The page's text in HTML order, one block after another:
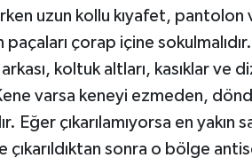
uzun kollu kıyafet,
çorap içine
koltuk altları, kasıklar ve
varsa keneyi ezmeden,
Eğer çıkarılamıyorsa en yakın
çıkarıldıktan sonra o bölge